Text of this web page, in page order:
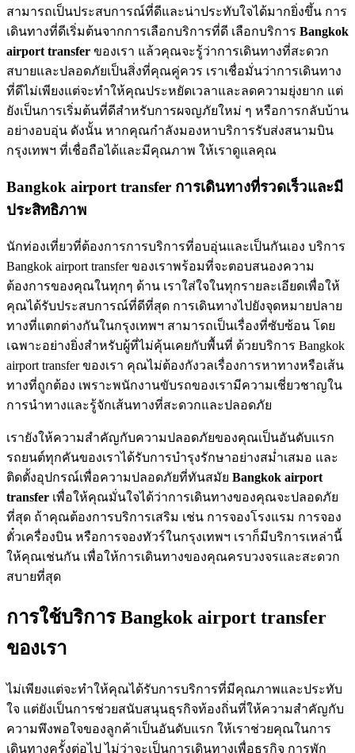
สามารถเป็นประสบการณ์ที่ดีและน่าประทับใจได้มากยิ่งขึ้น การ
เดินทางที่ดีเริ่มต้นจากการเลือกบริการที่ดี เลือกบริการ Bangkok
airport transfer ของเรา แล้วคุณจะรู้ว่าการเดินทางที่สะดวก
สบายและปลอดภัยเป็นสิ่งที่คุณคู่ควร เราเชื่อมั่นว่าการเดินทาง
ที่ดีไม่เพียงแต่จะทำให้คุณประหยัดเวลาและลดความยุ่งยาก แต่
ยังเป็นการเริ่มต้นที่ดีสำหรับการผจญภัยใหม่ ๆ หรือการกลับบ้าน
อย่างอบอุ่น ดังนั้น หากคุณกำลังมองหาบริการรับส่งสนามบิน
กรุงเทพฯ ที่เชื่อถือได้และมีคุณภาพ ให้เราดูแลคุณ
Bangkok airport transfer การเดินทางที่รวดเร็วและมี
ประสิทธิภาพ
นักท่องเที่ยวที่ต้องการการบริการที่อบอุ่นและเป็นกันเอง บริการ
Bangkok airport transfer ของเราพร้อมที่จะตอบสนองความ
ต้องการของคุณในทุกๆ ด้าน เราใส่ใจในทุกรายละเอียดเพื่อให้
คุณได้รับประสบการณ์ที่ดีที่สุด การเดินทางไปยังจุดหมายปลาย
ทางที่แตกต่างกันในกรุงเทพฯ สามารถเป็นเรื่องที่ซับซ้อน โดย
เฉพาะอย่างยิ่งสำหรับผู้ที่ไม่คุ้นเคยกับพื้นที่ ด้วยบริการ Bangkok
airport transfer ของเรา คุณไม่ต้องกังวลเรื่องการหาทางหรือเส้น
ทางที่ถูกต้อง เพราะพนักงานขับรถของเรามีความเชี่ยวชาญใน
การนำทางและรู้จักเส้นทางที่สะดวกและปลอดภัย
เรายังให้ความสำคัญกับความปลอดภัยของคุณเป็นอันดับแรก
รถยนต์ทุกคันของเราได้รับการบำรุงรักษาอย่างสม่ำเสมอ และ
ติดตั้งอุปกรณ์เพื่อความปลอดภัยที่ทันสมัย Bangkok airport
transfer เพื่อให้คุณมั่นใจได้ว่าการเดินทางของคุณจะปลอดภัย
ที่สุด ถ้าคุณต้องการบริการเสริม เช่น การจองโรงแรม การจอง
ตั๋วเครื่องบิน หรือการจองทัวร์ในกรุงเทพฯ เราก็มีบริการเหล่านี้
ให้คุณเช่นกัน เพื่อให้การเดินทางของคุณครบวงจรและสะดวก
สบายที่สุด
การใช้บริการ Bangkok airport transfer
ของเรา
ไม่เพียงแต่จะทำให้คุณได้รับการบริการที่มีคุณภาพและประทับ
ใจ แต่ยังเป็นการช่วยสนับสนุนธุรกิจท้องถิ่นที่ให้ความสำคัญกับ
ความพึงพอใจของลูกค้าเป็นอันดับแรก ให้เราช่วยคุณในการ
เดินทางครั้งต่อไป ไม่ว่าจะเป็นการเดินทางเพื่อธุรกิจ การพัก